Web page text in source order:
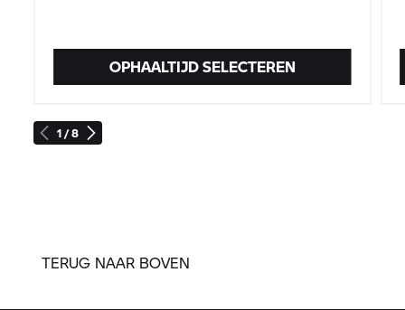
1 / 8
OPHAALTIJD SELECTEREN
TERUG NAAR BOVEN